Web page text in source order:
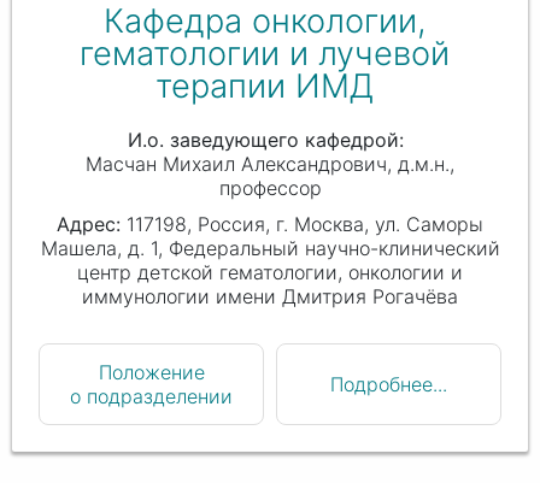
Кафедра онкологии,
гематологии и лучевой
терапии ИМД
И.о. заведующего кафедрой
Масчан Михаил Александрович д.м.н.,
профессор
117198, Россия, г. Москва, ул. Саморы
Машела, д. 1, Федеральный научно-клинический
центр детской гематологии, онкологии и
иммунологии имени Дмитрия Рогачёва
Положение
о подразделении
Подробнее...